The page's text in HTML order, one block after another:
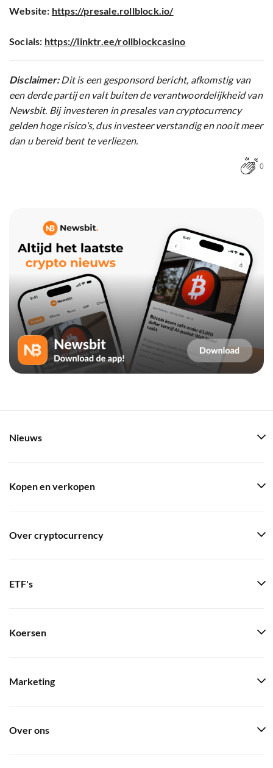
Website: https://presale.rollblock.io/
Socials: https://linktr.ee/rollblockcasino
Disclaimer:Dit is een gesponsord bericht, afkomstig van
een derde partij en valt buiten de verantwoordelijkheid van
Newsbit. Bij investeren in presales van cryptocurrency
gelden hoge risico’s, dus investeer verstandig en nooit meer
dan u bereid bent te verliezen.
0
Nieuws
Kopen en verkopen
Over cryptocurrency
ETF's
Koersen
Marketing
Over ons